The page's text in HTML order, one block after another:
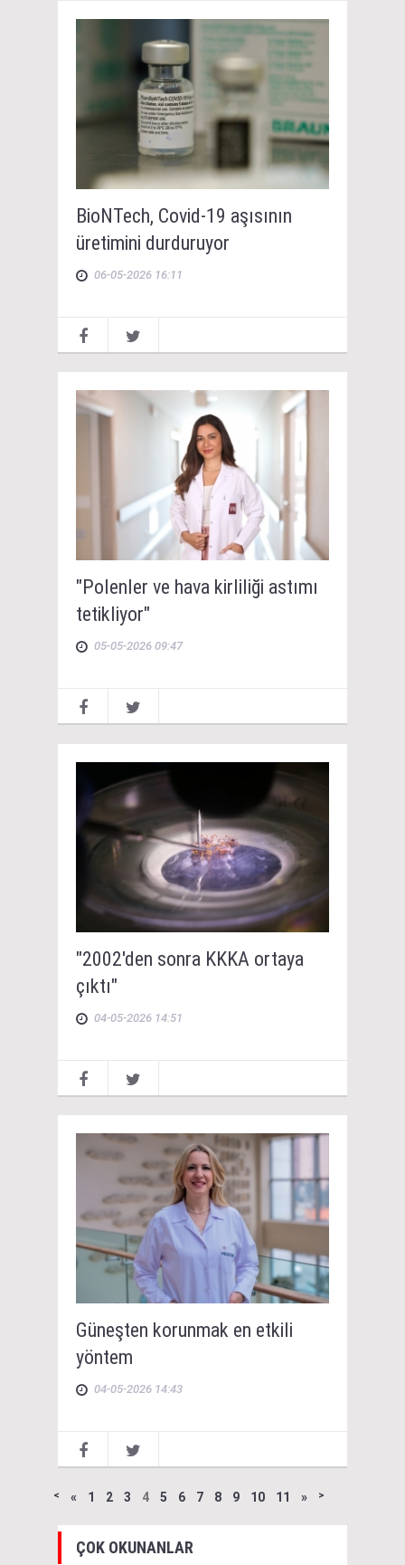
BioNTech, Covid-19 aşısının
üretimini durduruyor
06-05-2026 16:11
"Polenler ve hava kirliliği astımı
tetikliyor"
05-05-2026 09:47
"2002'den sonra KKKA ortaya
çıktı"
04-05-2026 14:51
Güneşten korunmak en etkili
yöntem
04-05-2026 14:43
˂ « 1 2 3 4 5 6 7 8 9 10 11 » ˃
ÇOK OKUNANLAR